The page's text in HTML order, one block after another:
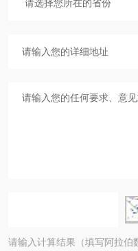
请输入计算结果（填写阿拉伯